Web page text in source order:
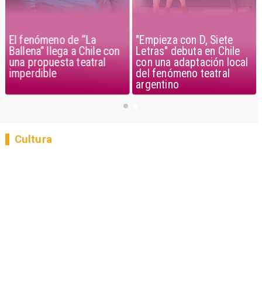
El fenómeno de “La
Ballena” llega a Chile con
una propuesta teatral
imperdible
"Empieza con D, Siete
Letras" debuta en Chile
con una adaptación local
del fenómeno teatral
argentino
Cultura